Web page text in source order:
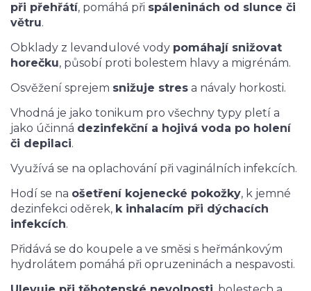
při přehřátí, pomáhá při spáleninách od slunce či
větru.
Obklady z levandulové vody pomáhají snižovat
horečku, působí proti bolestem hlavy a migrénám.
Osvěžení sprejem snižuje stres a návaly horkosti.
Vhodná je jako tonikum pro všechny typy pletí a
jako účinná dezinfekční a hojivá voda po holení
či depilaci.
Využívá se na oplachování při vaginálních infekcích.
Hodí se na ošetření kojenecké pokožky, k jemné
dezinfekci oděrek, k inhalacím při dýchacích
infekcích.
Přidává se do koupele a ve směsi s heřmánkovým
hydrolátem pomáhá při opruzeninách a nespavosti.